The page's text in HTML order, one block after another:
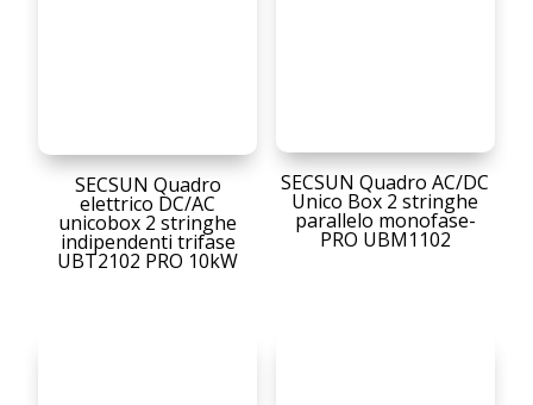
SECSUN Quadro
elettrico DC/AC
unicobox 2 stringhe
indipendenti trifase
UBT2102 PRO 10kW
SECSUN Quadro AC/DC
Unico Box 2 stringhe
parallelo monofase-
PRO UBM1102